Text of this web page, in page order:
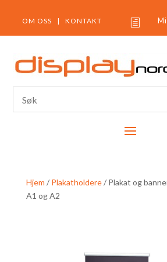
OM OSS | KONTAKT h
Hjem / Plakatholdere/ Plakat og
A1 og A2